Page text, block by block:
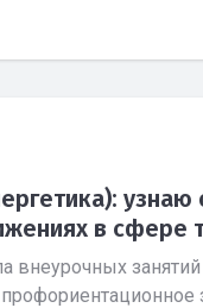
узнаю
в сфере
внеурочных